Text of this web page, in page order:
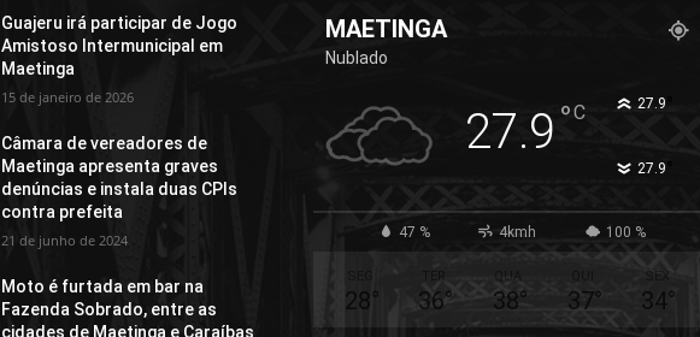
Guajeru irá participar de Jogo
Amistoso Intermunicipal em
Maetinga
15 de janeiro de 2026
Câmara de vereadores de
Maetinga apresenta graves
denúncias e instala duas CPIs
contra prefeita
21 de junho de 2024
Moto é furtada em bar na
Fazenda Sobrado, entre as
cidades de Maetinga e Caraíbas
MAETINGA
Nublado
27.9 °C 27.9°
27.9
47 % 4kmh 100 %
28 ° 36°
QUA
38° 37°
SEX
34°